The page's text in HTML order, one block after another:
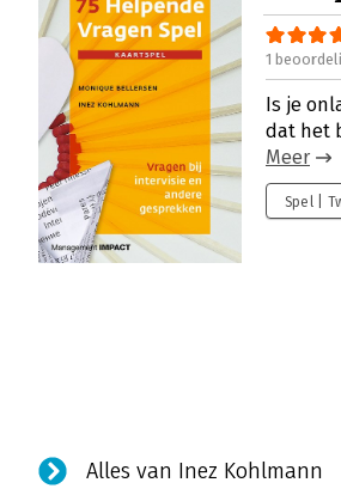
1
Is je
dat het
Meer
Spel |
Alles van Inez Kohlmann